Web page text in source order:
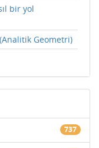
bir yol
Geometri)
737